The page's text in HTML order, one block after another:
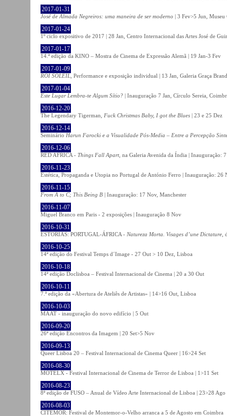
2017-01-31
José de Almada Negreiros: uma maneira de ser moderno | 3 Fev>5 Jun,
2017-01-24
1º ciclo expositivo de 2017 | 28 Jan, Centro Internacional das Artes José de
2017-01-17
14.ª edição da KINO – Mostra de Cinema de Expressão Alemã | 19 Jan-3 Fev
2017-01-09
ROI SOLEIL , Performance e exposição individual | 13 Jan, Galeria Graça
2017-01-04
Este Lugar Lembra-te Algum Sítio? | Inauguração 7 Jan, Círculo Sereia,
2016-12-20
The Legendary Tigerman, Fuck Christmas Baby, I got the Blues | 23 e 25 Dez
2016-12-14
Seminário Harun Farocki e a Visualidade Pós-Media – Entre a Percepção
2016-12-06
RED AFRICA - Things Fall Apart , na Galeria Avenida da Índia | Inauguração:
2016-11-23
Estética, Propaganda e Utopia no Portugal de António Ferro | Inauguração: 26
2016-11-15
From A to C; This Being B | Inauguração: 17 Nov, Manchester
2016-11-07
Miguel Branco em Paris - 2 exposições | Inauguração 8 Nov
2016-10-31
ESTÓRIAS: PORTUGAL-ÁFRICA - Natureza Morta. Visages d’une Dictature
2016-10-25
14ª edição do Festival Temps d´Image - 27 Out > 10 Dez, Lisboa
2016-10-18
14ª edição Doclisboa – Festival Internacional de Cinema | 20 a 30 Out
2016-10-11
7.ª edição da «Abertura de Ateliês de Artistas» | 14>16 Out, Lisboa
2016-10-03
MAAT - inauguração do novo edifício | 5 Out
2016-09-20
26ª edição Encontros da Imagem | 20 Set>5 Nov
2016-09-13
Queer Lisboa 20 – Festival Internacional de Cinema Queer | 16>24 Set
2016-08-30
MOTELX - Festival Internacional de Cinema de Terror de Lisboa | 1>11 Set
2016-08-23
8ª edição de FUSO – Anual de Vídeo Arte Internacional de Lisboa | 23>28 Ago
2016-08-03
CITEMOR: Festival de Montemor-o-Velho arranca a 5 de Agosto em Coimbra